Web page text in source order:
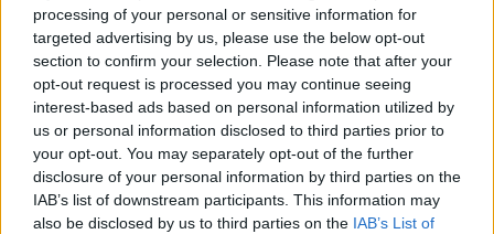
processing of your personal or sensitive information for
targeted advertising by us, please use the below opt-out
section to confirm your selection. Please note that after your
opt-out request is processed you may continue seeing
interest-based ads based on personal information utilized by
us or personal information disclosed to third parties prior to
your opt-out. You may separately opt-out of the further
disclosure of your personal information by third parties on the
IAB’s list of downstream participants. This information may
also be disclosed by us to third parties on the IAB’s List of
amiben vadonatúj főszereplőt kapunk
Enzo a bűn útjára lép a Mafia: The Old
Country sztorielőzetesében
LEGFRISSEBB VIDEÓNK